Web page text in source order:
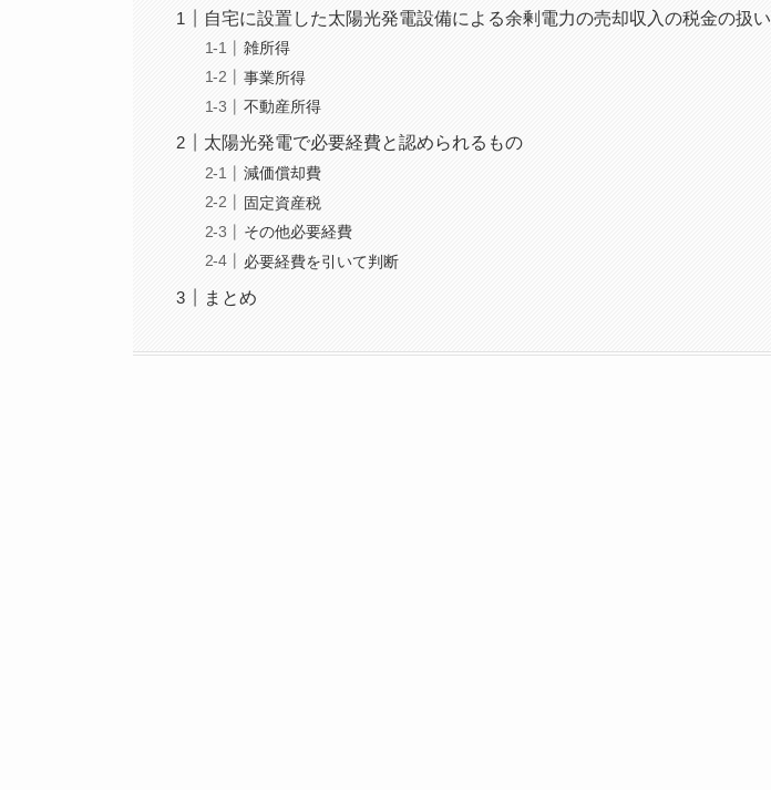
自宅に設置した太陽光発電設備による余剰電力の売却収入の税金の扱い
雑所得
事業所得
不動産所得
太陽光発電で必要経費と認められるもの
減価償却費
固定資産税
その他必要経費
必要経費を引いて判断
まとめ